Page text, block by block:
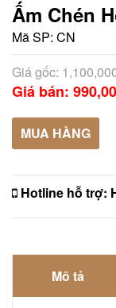
Ấm Chén
Mã SP: CN
Giá gốc:
Giá bán:
MUA HÀNG
Hotline hỗ trợ:
Mô tả